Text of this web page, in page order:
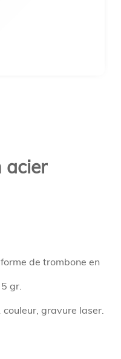
acier
de trombone en
gr.
gravure laser.